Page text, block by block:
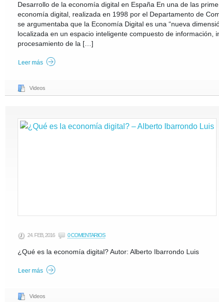
Desarrollo de la economía digital en España En una de las
economía digital, realizada en 1998 por el Departamento de
se argumentaba que la Economía Digital es una “nueva
localizada en un espacio inteligente compuesto de información,
procesamiento de la […]
Leer más
Videos
24. FEB, 2016 0 COMENTARIOS
¿Qué es la economía digital? Autor: Alberto Ibarrondo Luis
Leer más
Videos